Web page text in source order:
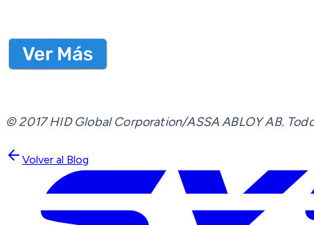
© 2017 HID Global Corporation/ASSA ABLOY AB.
Volver al Blog